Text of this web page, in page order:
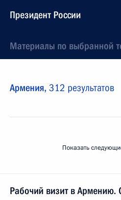
Президент России
Материалы по выбранной
Армения, 312 результатов
Показать
Рабочий визит в